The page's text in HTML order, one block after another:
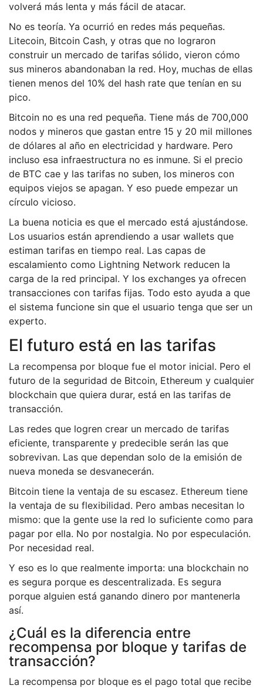
volverá más lenta y más fácil de atacar.
No es teoría. Ya ocurrió en redes más pequeñas.
Litecoin, Bitcoin Cash, y otras que no lograron
construir un mercado de tarifas sólido, vieron cómo
sus mineros abandonaban la red. Hoy, muchas de ellas
tienen menos del 10% del hash rate que tenían en su
pico.
Bitcoin no es una red pequeña. Tiene más de 700,000
nodos y mineros que gastan entre 15 y 20 mil millones
de dólares al año en electricidad y hardware. Pero
incluso esa infraestructura no es inmune. Si el precio
de BTC cae y las tarifas no suben, los mineros con
equipos viejos se apagan. Y eso puede empezar un
círculo vicioso.
La buena noticia es que el mercado está ajustándose.
Los usuarios están aprendiendo a usar wallets que
estiman tarifas en tiempo real. Las capas de
escalamiento como Lightning Network reducen la
carga de la red principal. Y los exchanges ya ofrecen
transacciones con tarifas fijas. Todo esto ayuda a que
el sistema funcione sin que el usuario tenga que ser un
experto.
El futuro está en las tarifas
La recompensa por bloque fue el motor inicial. Pero el
futuro de la seguridad de Bitcoin, Ethereum y cualquier
blockchain que quiera durar, está en las tarifas de
transacción.
Las redes que logren crear un mercado de tarifas
eficiente, transparente y predecible serán las que
sobrevivan. Las que dependan solo de la emisión de
nueva moneda se desvanecerán.
Bitcoin tiene la ventaja de su escasez. Ethereum tiene
la ventaja de su flexibilidad. Pero ambas necesitan lo
mismo: que la gente use la red lo suficiente como para
pagar por ella. No por nostalgia. No por especulación.
Por necesidad real.
Y eso es lo que realmente importa: una blockchain no
es segura porque es descentralizada. Es segura
porque alguien está ganando dinero por mantenerla
así.
¿Cuál es la diferencia entre
recompensa por bloque y tarifas de
transacción?
La recompensa por bloque es el pago total que recibe